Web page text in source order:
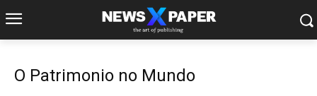
O Patrimonio no Mundo